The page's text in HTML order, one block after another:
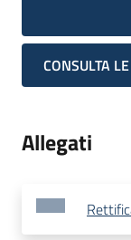
CONSULTA
Allegati